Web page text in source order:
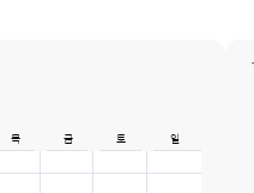
목 금 토
일